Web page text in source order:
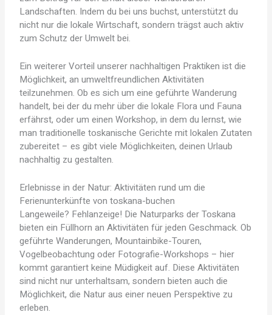
Landschaften. Indem du bei uns buchst, unterstützt du
nicht nur die lokale Wirtschaft, sondern trägst auch aktiv
zum Schutz der Umwelt bei.
Ein weiterer Vorteil unserer nachhaltigen Praktiken ist die
Möglichkeit, an umweltfreundlichen Aktivitäten
teilzunehmen. Ob es sich um eine geführte Wanderung
handelt, bei der du mehr über die lokale Flora und Fauna
erfährst, oder um einen Workshop, in dem du lernst, wie
man traditionelle toskanische Gerichte mit lokalen Zutaten
zubereitet – es gibt viele Möglichkeiten, deinen Urlaub
nachhaltig zu gestalten.
Erlebnisse in der Natur: Aktivitäten rund um die
Ferienunterkünfte von toskana-buchen
Langeweile? Fehlanzeige! Die Naturparks der Toskana
bieten ein Füllhorn an Aktivitäten für jeden Geschmack. Ob
geführte Wanderungen, Mountainbike-Touren,
Vogelbeobachtung oder Fotografie-Workshops – hier
kommt garantiert keine Müdigkeit auf. Diese Aktivitäten
sind nicht nur unterhaltsam, sondern bieten auch die
Möglichkeit, die Natur aus einer neuen Perspektive zu
erleben.